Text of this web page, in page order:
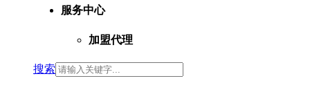
服务中心
加盟代理
搜索